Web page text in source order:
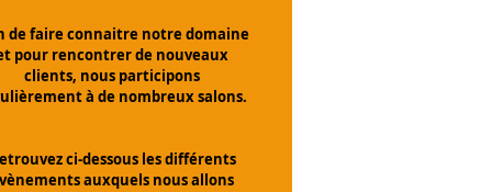
de faire connaitre notre domaine
pour rencontrer de nouveaux
clients, nous participons
à de nombreux salons.
ci-dessous les différents
auxquels nous allons